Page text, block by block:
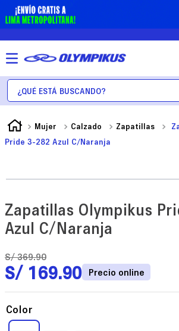
¿Qué está buscando?
Mujer Calzado Zapatillas
Pride 3-282 Azul C/Naranja
Zapatillas Olympikus
Azul C/Naranja
S/ 369.90
S/ 169.90
Color